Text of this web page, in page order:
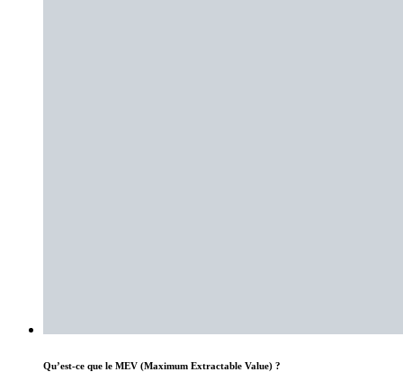
Qu’est-ce que le MEV (Maximum Extractable Value) ?